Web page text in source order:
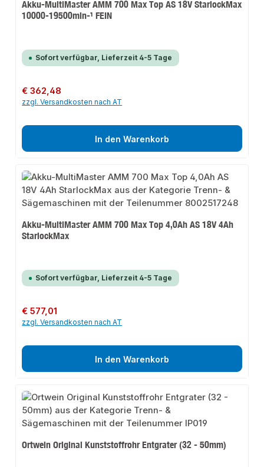
Akku-MultiMaster AMM 700 Max Top AS 18V StarlockMax
10000-19500min-¹ FEIN
Sofort verfügbar, Lieferzeit 4-5 Tage
Regulärer Preis:
€ 362,48
zzgl. Versandkosten nach AT
In den Warenkorb
Akku-MultiMaster AMM 700 Max Top 4,0Ah AS 18V 4Ah
StarlockMax
Sofort verfügbar, Lieferzeit 4-5 Tage
Regulärer Preis:
€ 577,01
zzgl. Versandkosten nach AT
In den Warenkorb
Ortwein Original Kunststoffrohr Entgrater (32 - 50mm)